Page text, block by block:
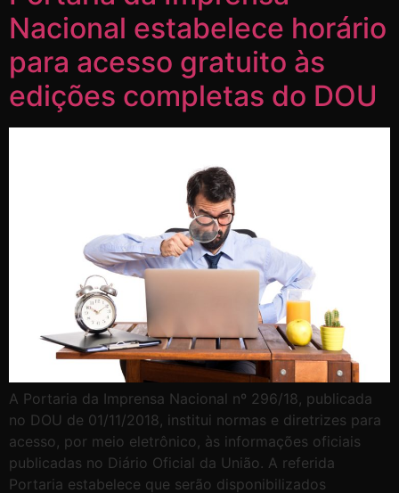
Nacional estabelece horário
para acesso gratuito às
edições completas do DOU
A Portaria da Imprensa Nacional nº 296/18, publicada
no DOU de 01/11/2018, institui normas e diretrizes para
acesso, por meio eletrônico, às informações oficiais
publicadas no Diário Oficial da União. A referida
Portaria estabelece que serão disponibilizados